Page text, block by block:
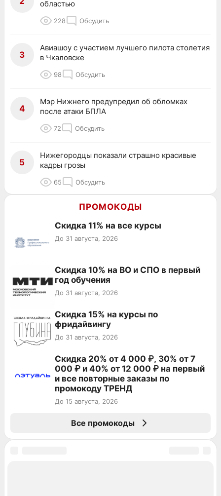
областью
228 Обсудить
3
Авиашоу с участием лучшего пилота столетия
в Чкаловске
98 Обсудить
4
Мэр Нижнего предупредил об обломках
после атаки БПЛА
72 Обсудить
5
Нижегородцы показали страшно красивые
кадры грозы
65 Обсудить
ПРОМОКОДЫ
Скидка 11% на все курсы
До 31 августа, 2026
Скидка 10% на ВО и СПО в первый
год обучения
До 31 августа, 2026
Скидка 15% на курсы по
фридайвингу
До 31 августа, 2026
Скидка 20% от 4 000 ₽, 30% от 7
000 ₽ и 40% от 12 000 ₽ на первый
и все повторные заказы по
промокоду ТРЕНД
До 15 августа, 2026
Все промокоды